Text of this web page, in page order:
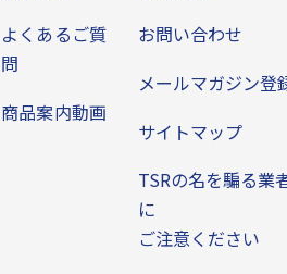
よくあるご質
問
商品案内動画
お問い合わせ
メールマガジン登
サイトマップ
TSRの名を騙る業
に
ご注意ください